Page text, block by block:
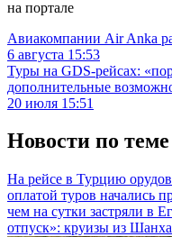
на портале
Авиакомпании Air Anka
6 августа 15:53
Туры на GDS-рейсах:
дополнительные
20 июля 15:51
Новости по теме
На рейсе в Турцию
оплатой туров начались
чем на сутки застряли в
отпуск»: круизы из